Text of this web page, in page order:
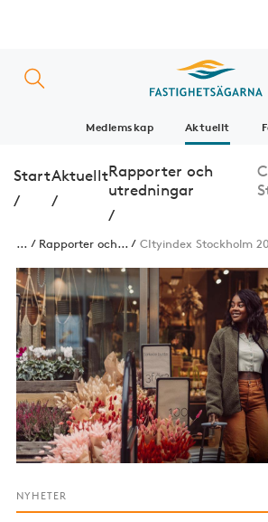
Medlemskap Aktuellt
Start
/
Aktuellt
/
Rapporter och
utredningar
/
... Rapporter och... CItyindex Stockholm
NYHETER